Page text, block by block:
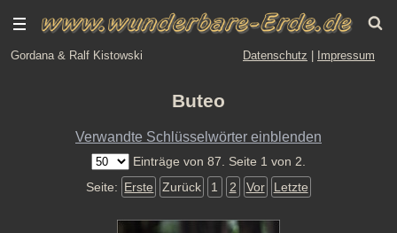
Gordana & Ralf Kistowski Datenschutz Impressum
Buteo
Verwandte Schlüsselwörter einblenden
Einträge von 87. Seite 1 von 2.
Seite: Erste Zurück 1 2 Vor Letzte